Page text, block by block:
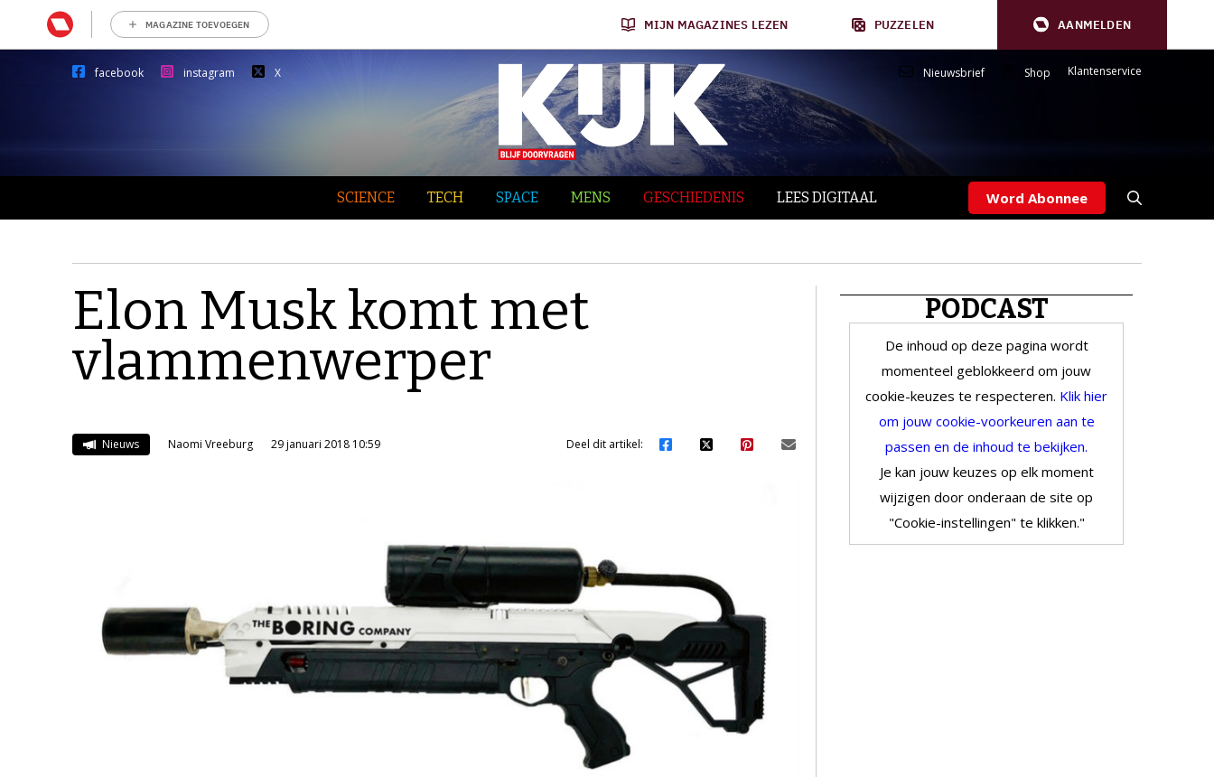
MAGAZINE TOEVOEGEN MIJN MAGAZINES LEZEN PUZZELEN AANMELDEN
facebook instagram X Nieuwsbrief Shop Klantenservice
SCIENCE TECH SPACE MENS GESCHIEDENIS LEES DIGITAAL Word Abonnee
Elon Musk komt met
vlammenwerper
Nieuws Naomi Vreeburg 29 januari 2018 10:59 Deel dit artikel:
PODCAST
De inhoud op deze pagina wordt
momenteel geblokkeerd om jouw
cookie-keuzes te respecteren. Klik hier
om jouw cookie-voorkeuren aan te
passen en de inhoud te bekijken.
Je kan jouw keuzes op elk moment
wijzigen door onderaan de site op
"Cookie-instellingen" te klikken."